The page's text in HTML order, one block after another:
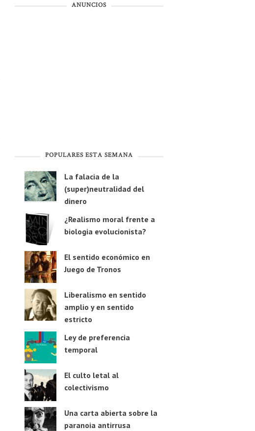
ANUNCIOS
POPULARES ESTA SEMANA
La falacia de la
(super)neutralidad del
dinero
¿Realismo moral frente a
biologia evolucionista?
El sentido económico en
Juego de Tronos
Liberalismo en sentido
amplio y en sentido
estricto
Ley de preferencia
temporal
El culto letal al
colectivismo
Una carta abierta sobre la
paranoia antirrusa